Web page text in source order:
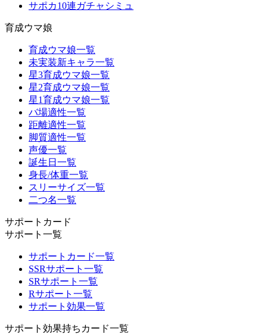
サポカ10連ガチャシミュ
育成ウマ娘
育成ウマ娘一覧
未実装新キャラ一覧
星3育成ウマ娘一覧
星2育成ウマ娘一覧
星1育成ウマ娘一覧
バ場適性一覧
距離適性一覧
脚質適性一覧
声優一覧
誕生日一覧
身長/体重一覧
スリーサイズ一覧
二つ名一覧
サポートカード
サポート一覧
サポートカード一覧
SSRサポート一覧
SRサポート一覧
Rサポート一覧
サポート効果一覧
サポート効果持ちカード一覧